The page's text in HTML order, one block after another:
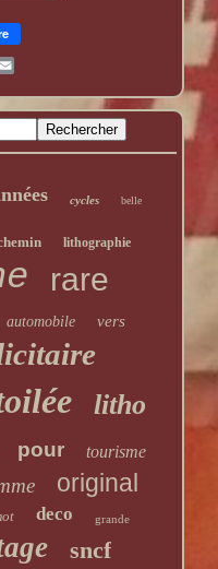
cycles belle
lithographie
rare
automobile vers
litho
pour
tourisme
original
deco grande
sncf